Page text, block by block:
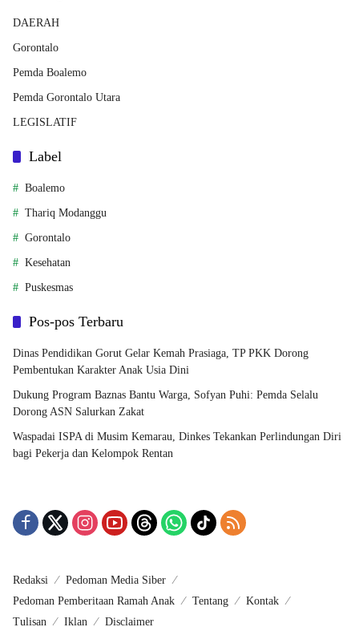
DAERAH
Gorontalo
Pemda Boalemo
Pemda Gorontalo Utara
LEGISLATIF
Label
Boalemo
Thariq Modanggu
Gorontalo
Kesehatan
Puskesmas
Pos-pos Terbaru
Dinas Pendidikan Gorut Gelar Kemah Prasiaga, TP PKK Dorong
Pembentukan Karakter Anak Usia Dini
Dukung Program Baznas Bantu Warga, Sofyan Puhi: Pemda Selalu
Dorong ASN Salurkan Zakat
Waspadai ISPA di Musim Kemarau, Dinkes Tekankan Perlindungan Diri
bagi Pekerja dan Kelompok Rentan
Redaksi
Pedoman Media Siber
Pedoman Pemberitaan Ramah Anak
Tentang
Kontak
Tulisan
Iklan Disclaimer